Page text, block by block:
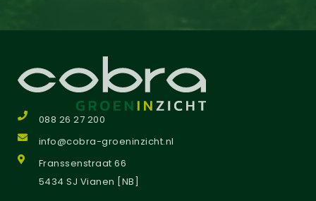
088 26 27 200
info@cobra-groeninzicht.nl
Franssenstraat 66
5434 SJ Vianen [NB]